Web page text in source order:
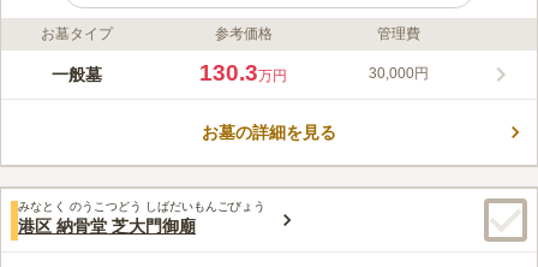
ライフドット編集部のコメント
東京都港区にある真宗大谷派のお寺です。都心の賑やかな場所に
ができ、ロケーションも悪くありません。また、将棋教室やヨガ
ます。
口コミ評価
この霊園はまだ誰からも評価されていません。
お墓タイプ 参考価格 管理費
一般墓 130.3万円 30,000円
お墓の詳細を見る
みなとく のうこつどう しばだいもんごびょう
港区 納骨堂 芝大門御廟